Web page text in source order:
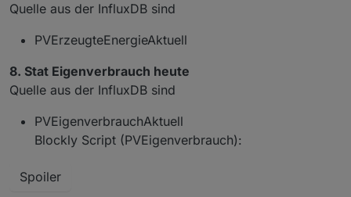
Quelle aus der InfluxDB sind
PVErzeugteEnergieAktuell
8. Stat Eigenverbrauch heute
Quelle aus der InfluxDB sind
PVEigenverbrauchAktuell
Blockly Script (PVEigenverbrauch):
Spoiler